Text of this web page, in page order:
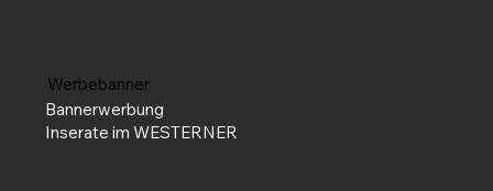
Werbebanner
Bannerwerbung
Inserate im WESTERNER